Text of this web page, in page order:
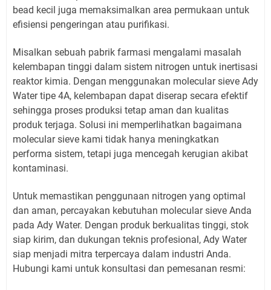
bead kecil juga memaksimalkan area permukaan untuk
efisiensi pengeringan atau purifikasi.
Misalkan sebuah pabrik farmasi mengalami masalah
kelembapan tinggi dalam sistem nitrogen untuk inertisasi
reaktor kimia. Dengan menggunakan molecular sieve Ady
Water tipe 4A, kelembapan dapat diserap secara efektif
sehingga proses produksi tetap aman dan kualitas
produk terjaga. Solusi ini memperlihatkan bagaimana
molecular sieve kami tidak hanya meningkatkan
performa sistem, tetapi juga mencegah kerugian akibat
kontaminasi.
Untuk memastikan penggunaan nitrogen yang optimal
dan aman, percayakan kebutuhan molecular sieve Anda
pada Ady Water. Dengan produk berkualitas tinggi, stok
siap kirim, dan dukungan teknis profesional, Ady Water
siap menjadi mitra terpercaya dalam industri Anda.
Hubungi kami untuk konsultasi dan pemesanan resmi: